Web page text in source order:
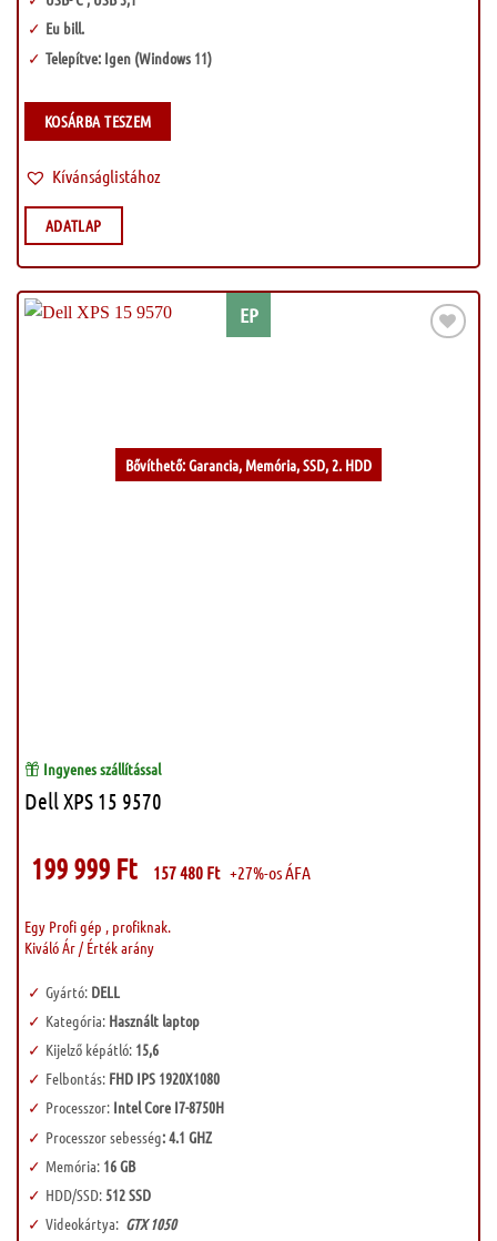
Eu bill.
Telepítve: Igen (Windows 11)
KOSÁRBA TESZEM
Kívánságlistához
ADATLAP
EP
Bővíthető: Garancia, Memória, SSD, 2. HDD
Ingyenes szállítással
Dell XPS 15 9570
199 999 Ft 157 480 Ft +27%-os ÁFA
Egy Profi gép , profiknak.
Kiváló Ár / Érték arány
Gyártó:DELL
Kategória: Használt laptop
Kijelző képátló: 15,6
Felbontás: FHD IPS 1920X1080
Processzor:Intel Core I7-8750H
Processzor sebesség: 4.1 GHZ
Memória:16 GB
HDD/SSD: 512 SSD
Videokártya: GTX 1050